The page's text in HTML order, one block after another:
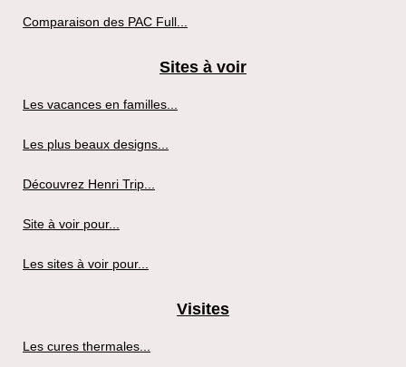
Comparaison des PAC Full...
Sites à voir
Les vacances en familles...
Les plus beaux designs...
Découvrez Henri Trip...
Site à voir pour...
Les sites à voir pour...
Visites
Les cures thermales...